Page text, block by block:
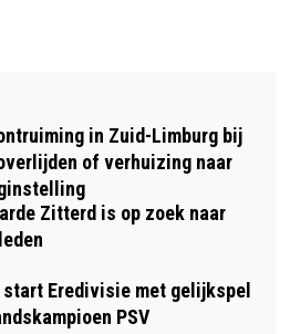
LA
KOOPOPTIE
BELKHEIR
ZONDAG
VOLENDAM
in Zuid-Limburg bij
of verhuizing naar
Zitterd is op zoek naar
start Eredivisie met gelijkspel
PSV